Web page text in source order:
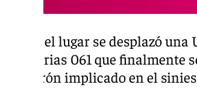
Hasta el lugar se desplazó
Sanitarias 061 que
del varón implicado en el